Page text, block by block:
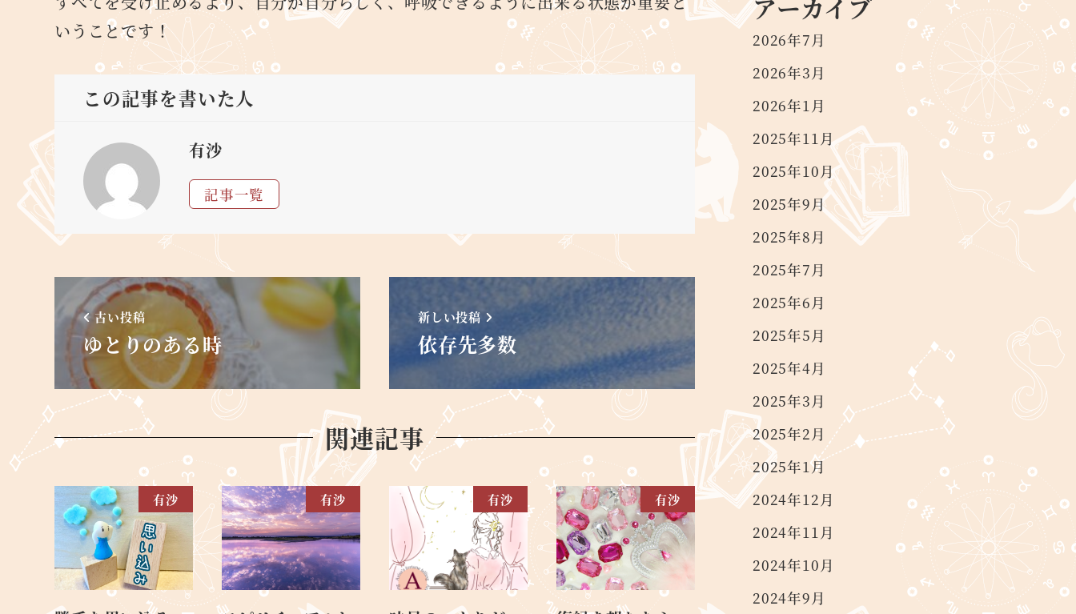
いうことです！
この記事を書いた人
有沙
記事一覧
古い投稿
ゆとりのある時
新しい投稿
依存先多数
関連記事
有沙 有沙 有沙 有沙
アーカイブ
2026年7月
2026年3月
2026年1月
2025年11月
2025年10月
2025年9月
2025年8月
2025年7月
2025年6月
2025年5月
2025年4月
2025年3月
2025年2月
2025年1月
2024年12月
2024年11月
2024年10月
2024年9月